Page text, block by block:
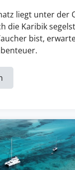
liegt unter der
die Karibik
bist,